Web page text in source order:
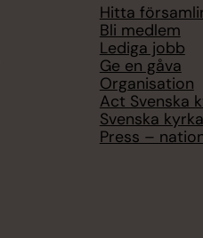
Hitta
Bli medlem
Lediga jobb
Ge en gåva
Organisation
Act Svenska
Svenska
Press –